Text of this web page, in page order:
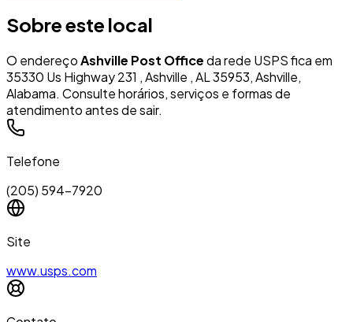
Sobre este local
O endereçoAshville Post Officeda rede USPS fica em
35330 Us Highway 231 , Ashville , AL 35953, Ashville,
Alabama. Consulte horários, serviços e formas de
atendimento antes de sair.
Telefone
(205) 594-7920
Site
www.usps.com